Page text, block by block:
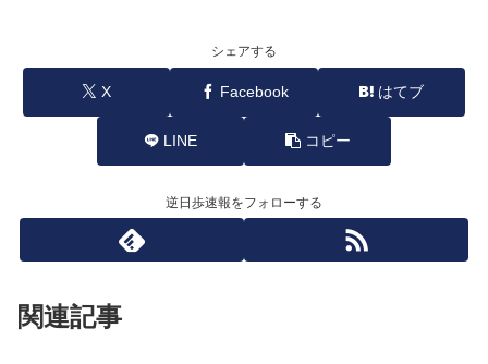
シェアする
X Facebook はてブ
LINE コピー
逆日歩速報をフォローする
関連記事